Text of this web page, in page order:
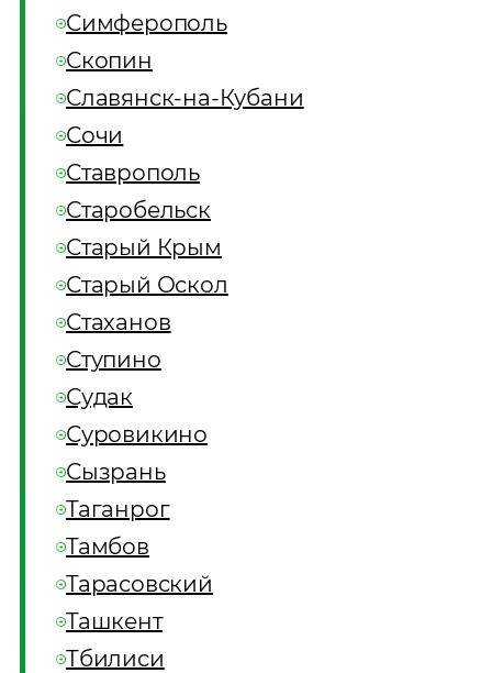
Симферополь
Скопин
Славянск-на-Кубани
Сочи
Ставрополь
Старобельск
Старый Крым
Старый Оскол
Стаханов
Ступино
Судак
Суровикино
Сызрань
Таганрог
Тамбов
Тарасовский
Ташкент
Тбилиси